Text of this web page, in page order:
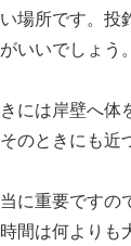
場所です。投
いいでしょう。
には岸壁へ体
のときにも近
に重要ですの
間は何よりも